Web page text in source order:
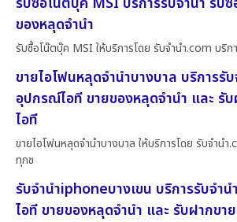
ของหลุดจำนำ
รับซื้อโน๊ตบุ๊ค MSI ให้บริการโดย รับจํานํา.com บริก
ขายไอโฟนหลุดจำนำบางบาล บริการรั
อุปกรณ์ไอที ขายของหลุดจำนำ และ รั
ไอที
ขายไอโฟนหลุดจำนำบางบาล ให้บริการโดย รับจํานํา
ทุกช
รับจำนำiphoneบางเขน บริการรับจำ
ไอที ขายของหลุดจำนำ และ รับฝากข